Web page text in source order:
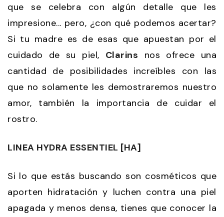
que se celebra con algún detalle que les
impresione... pero, ¿con qué podemos acertar?
Si tu madre es de esas que apuestan por el
cuidado de su piel, Clarins nos ofrece una
cantidad de posibilidades increíbles con las
que no solamente les demostraremos nuestro
amor, también la importancia de cuidar el
rostro.
LINEA HYDRA ESSENTIEL [HA]
Si lo que estás buscando son cosméticos que
aporten hidratación y luchen contra una piel
apagada y menos densa, tienes que conocer la